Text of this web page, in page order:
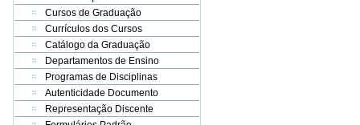
Cursos de Graduação
Currículos dos Cursos
Catálogo da Graduação
Departamentos de Ensino
Programas de Disciplinas
Autenticidade Documento
Representação Discente